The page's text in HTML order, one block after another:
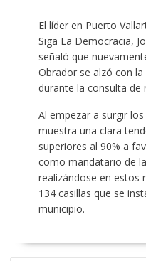
El líder en Puerto
Siga La Democracia,
señaló que
Obrador se alzó con
durante la consulta de
Al empezar a surgir
muestra una clara
superiores al 90% a
como mandatario de
realizándose en estos
134 casillas que se
municipio.